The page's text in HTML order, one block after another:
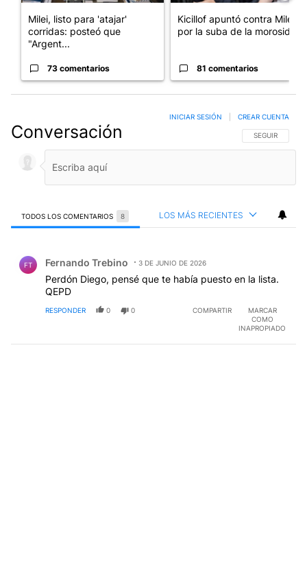
Milei, listo para 'atajar'
corridas: posteó que
"Argent...
73 comentarios
Kicillof apuntó contra Milei
por la suba de la morosida...
81 comentarios
Conversación SIGA ESTA
SEGUIR
INICIAR SESIÓN CREAR CUENTA
TODOS LOS COMENTARIOS 8 LOS MÁS RECIENTES
FT Fernando Trebino 3 DE JUNIO DE 2026
Perdón Diego, pensé que te había puesto en la lista.
QEPD
RESPONDER 0 0 COMPARTIR
MARCAR
COMO
INAPROPIADO